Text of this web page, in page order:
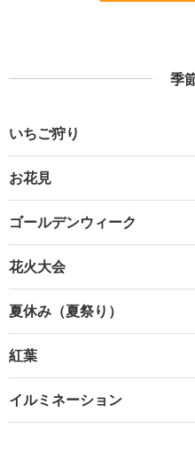
季
いちご狩り
お花見
ゴールデンウィーク
花火大会
夏休み（夏祭り）
紅葉
イルミネーション